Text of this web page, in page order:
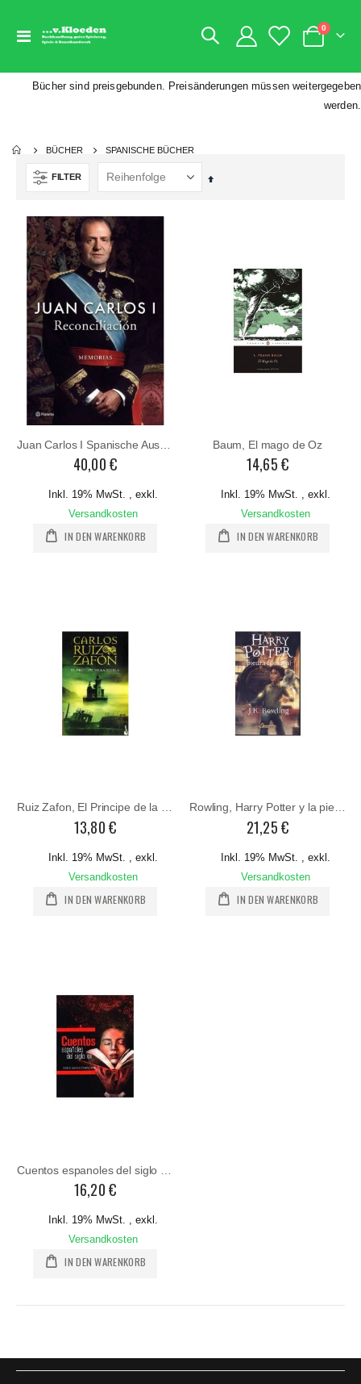
Navigation
Warenkorb
0 Artikel
Bücher sind preisgebunden. Preisänderungen müssen weitergegeben
werden.
BÜCHER SPANISCHE BÜCHER
FILTER
Absteigend
40,00 €
Inkl. 19% MwSt. , exkl.
Versandkosten
IN DEN WARENKORB
Baum, El mago de Oz
14,65 €
Inkl. 19% MwSt. , exkl.
Versandkosten
IN DEN WARENKORB
13,80 €
Inkl. 19% MwSt.
exkl.
Versandkosten
IN DEN WARENKORB
21,25 €
Inkl. 19% MwSt.
exkl.
Versandkosten
IN DEN WARENKORB
16,20 €
Inkl. 19% MwSt. , exkl.
Versandkosten
IN DEN WARENKORB